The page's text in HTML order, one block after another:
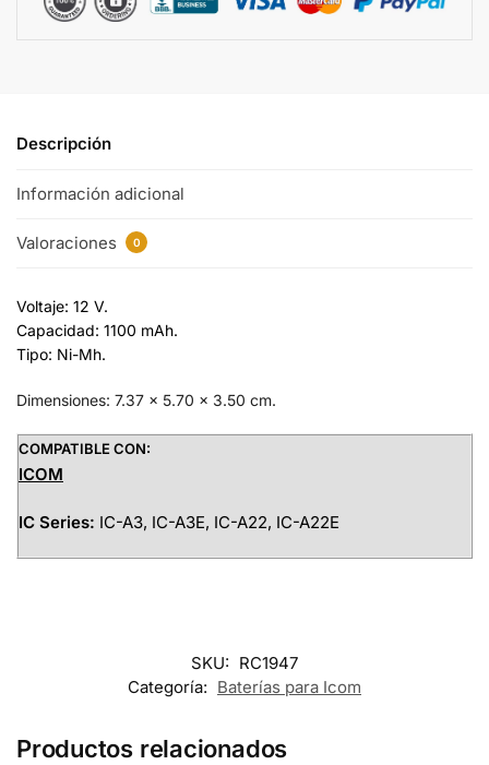
Descripción
Información adicional
Valoraciones 0
Voltaje: 12 V.
Capacidad: 1100 mAh.
Tipo: Ni-Mh.
Dimensiones: 7.37 x 5.70 x 3.50 cm.
COMPATIBLE CON:
ICOM
IC Series: IC-A3, IC-A3E, IC-A22, IC-A22E
SKU: RC1947
Categoría: Baterías para Icom
Productos relacionados